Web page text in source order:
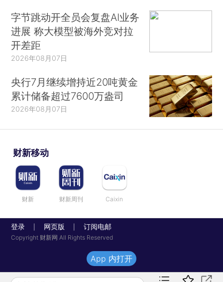
字节跳动开全员会复盘AI业务
进展 称大模型被海外竞对拉
开差距
2026年08月07日
央行7月继续增持近20吨黄金
累计储备超过7600万盎司
2026年08月07日
财新移动
财新 财新周刊 Caixin
登录 网页版 订阅电邮
Copyright 财新网 All Rights Reserved
App 内打开